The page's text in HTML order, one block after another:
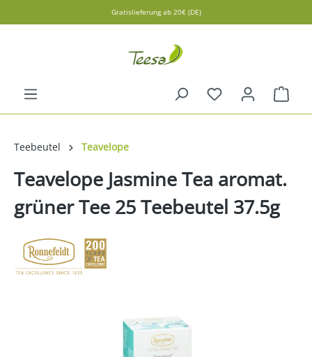
Gratislieferung ab 20€ (DE)
Teebeutel Teavelope
Teavelope Jasmine Tea aromat.
grüner Tee 25 Teebeutel 37.5g